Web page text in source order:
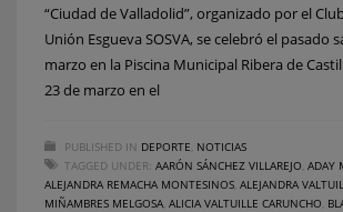
“Ciudad de Valladolid”, organizado por el
Unión Esgueva SOSVA, se celebró el pasado
marzo en la Piscina Municipal Ribera de
23 de marzo en el
PUBLISHED IN DEPORTE NOTICIAS
TAGGED UNDER: AARÓN SÁNCHEZ VILLAREJO ADAY
ALEJANDRA REMACHA MONTESINOS ALEJANDRA
MIÑAMBRES MELGOSA ALICIA VALTUILLE CARUNCHO